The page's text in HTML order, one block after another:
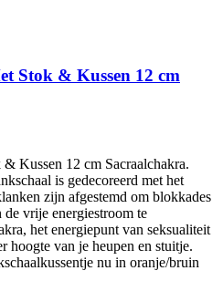
Stok & Kussen 12 cm
Kussen 12 cm Sacraalchakra.
is gedecoreerd met het
zijn afgestemd om blokkades
de vrije energiestroom te
het energiepunt van seksualiteit
hoogte van je heupen en stuitje.
nu in oranje/bruin